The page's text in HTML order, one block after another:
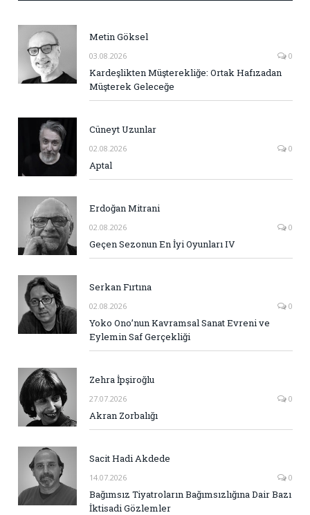
Metin Göksel
03.08.2026 0
Kardeşlikten Müşterekliğe: Ortak Hafızadan
Müşterek Geleceğe
Cüneyt Uzunlar
02.08.2026 0
Aptal
Erdoğan Mitrani
02.08.2026 0
Geçen Sezonun En İyi Oyunları IV
Serkan Fırtına
02.08.2026 0
Yoko Ono’nun Kavramsal Sanat Evreni ve
Eylemin Saf Gerçekliği
Zehra İpşiroğlu
27.07.2026 0
Akran Zorbalığı
Sacit Hadi Akdede
14.07.2026 0
Bağımsız Tiyatroların Bağımsızlığına Dair Bazı
İktisadi Gözlemler